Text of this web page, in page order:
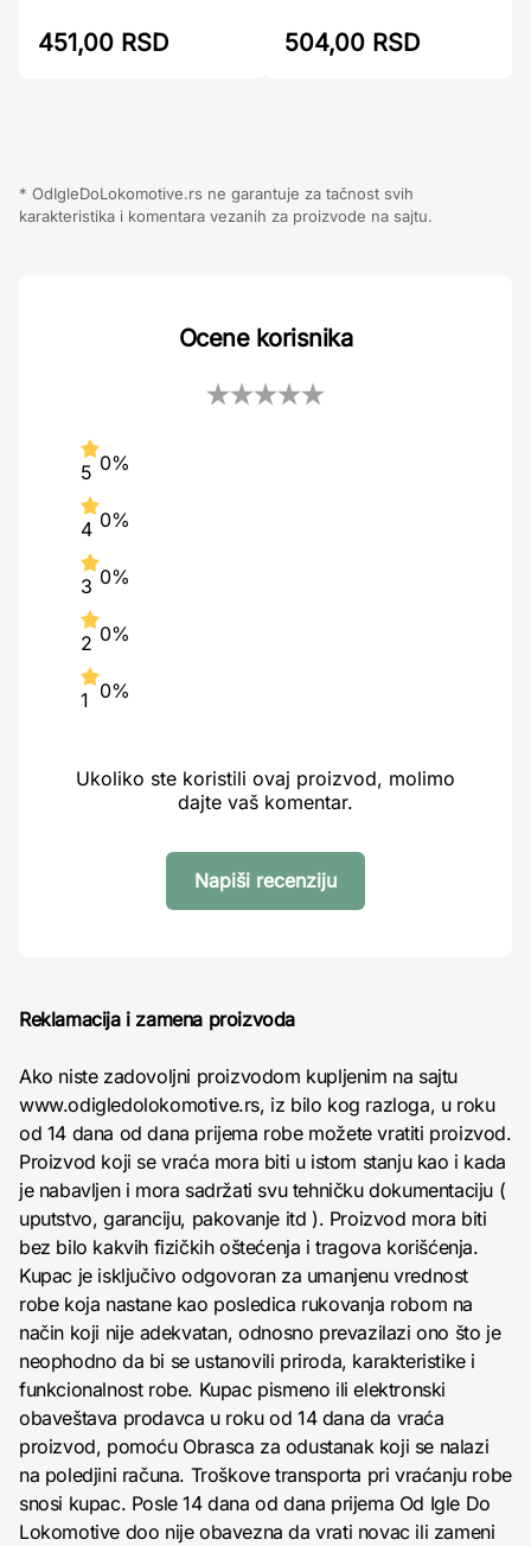
451,00 RSD 504,00 RSD
* OdIgleDoLokomotive.rs ne garantuje za tačnost svih
karakteristika i komentara vezanih za proizvode na sajtu.
Ocene korisnika
5 0%
4 0%
3 0%
2 0%
1 0%
Ukoliko ste koristili ovaj proizvod, molimo
dajte vaš komentar.
Napiši recenziju
Reklamacija i zamena proizvoda
Ako niste zadovoljni proizvodom kupljenim na sajtu
www.odigledolokomotive.rs, iz bilo kog razloga, u roku
od 14 dana od dana prijema robe možete vratiti proizvod.
Proizvod koji se vraća mora biti u istom stanju kao i kada
je nabavljen i mora sadržati svu tehničku dokumentaciju (
uputstvo, garanciju, pakovanje itd ). Proizvod mora biti
bez bilo kakvih fizičkih oštećenja i tragova korišćenja.
Kupac je isključivo odgovoran za umanjenu vrednost
robe koja nastane kao posledica rukovanja robom na
način koji nije adekvatan, odnosno prevazilazi ono što je
neophodno da bi se ustanovili priroda, karakteristike i
funkcionalnost robe. Kupac pismeno ili elektronski
obaveštava prodavca u roku od 14 dana da vraća
proizvod, pomoću Obrasca za odustanak koji se nalazi
na poledjini računa. Troškove transporta pri vraćanju robe
snosi kupac. Posle 14 dana od dana prijema Od Igle Do
Lokomotive doo nije obavezna da vrati novac ili zameni